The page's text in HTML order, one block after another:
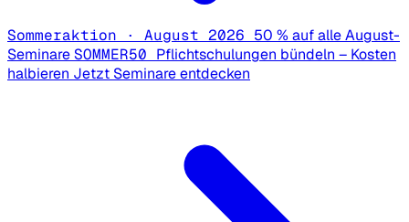
Sommeraktion · August 2026 50 % auf alle August-
SeminareSOMMER50 Pflichtschulungen bündeln – Kosten
halbieren Jetzt Seminare entdecken